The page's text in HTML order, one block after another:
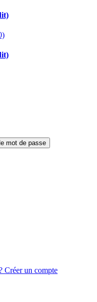
mot de passe
Créer un compte